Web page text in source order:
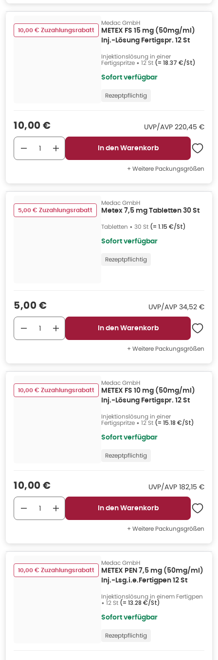
10,00 € Zuzahlungsrabatt
Medac GmbH
METEX FS 15 mg (50mg/ml)
Inj.-Lösung Fertigspr. 12 St
Injektionslösung in einer
Fertigspritze • 12 St (= 18.37 €/St)
Sofort verfügbar
Rezeptpflichtig
Verkaufspreis
10,00 € UVP/AVP UVP/AVP:
220,45 €
In den Warenkorb
+ Weitere Packungsgrößen
5,00 € Zuzahlungsrabatt
Medac GmbH
Metex 7,5 mg Tabletten 30 St
Tabletten • 30 St (= 1.15 €/St)
Sofort verfügbar
Rezeptpflichtig
Verkaufspreis
5,00 € UVP/AVP UVP/AVP
34,52 €
In den Warenkorb
+ Weitere Packungsgrößen
10,00 € Zuzahlungsrabatt
Medac GmbH
METEX FS 10 mg (50mg/ml)
Inj.-Lösung Fertigspr. 12 St
Injektionslösung in einer
Fertigspritze • 12 St (= 15.18 €/St)
Sofort verfügbar
Rezeptpflichtig
Verkaufspreis
10,00 € UVP/AVP UVP/AVP
182,15 €
In den Warenkorb
+ Weitere Packungsgrößen
10,00 € Zuzahlungsrabatt
Medac GmbH
METEX PEN 7,5 mg (50mg/ml)
Inj.-Lsg.i.e.Fertigpen 12 St
Injektionslösung in einem Fertigpen
• 12 St (= 13.28 €/St)
Sofort verfügbar
Rezeptpflichtig